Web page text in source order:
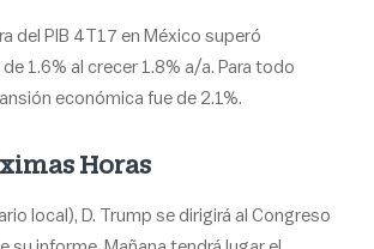
del PIB 4T17 en México superó
1.6% al crecer 1.8% a/a. Para todo
económica fue de 2.1%.
Horas
local), D. Trump se dirigirá al Congreso